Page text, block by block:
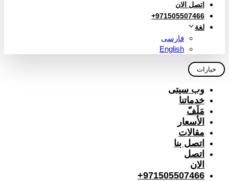
اتصل الان
971505507466+
لغة
فارسی
English
خيارات
وب سیتی
خدماتنا
مَلَفّ
الأسعار
مقالات
اتصل بنا
اتصل
الان
971505507466+